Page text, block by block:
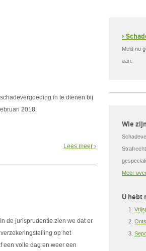
in te dienen bij
2018,
Lees meer ›
de jurisprudentie zien we dat er
op het
een volle dag en weer een
›
Meld nu
aan.
Wie
Meer
U hebt